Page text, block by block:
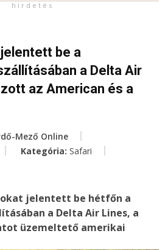
h i r d e t é s
be a
a Delta Air
az American és a
Mező Online
Kategória: Safari
jelentett be hétfőn a
a Delta Air Lines, a
üzemeltető amerikai